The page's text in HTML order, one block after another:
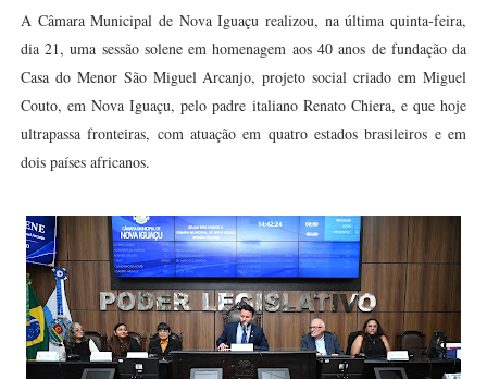
A Câmara Municipal de Nova Iguaçu realizou, na última quinta-feira,
dia 21, uma sessão solene em homenagem aos 40 anos de fundação da
Casa do Menor São Miguel Arcanjo, projeto social criado em Miguel
Couto, em Nova Iguaçu, pelo padre italiano Renato Chiera, e que hoje
ultrapassa fronteiras, com atuação em quatro estados brasileiros e em
dois países africanos.